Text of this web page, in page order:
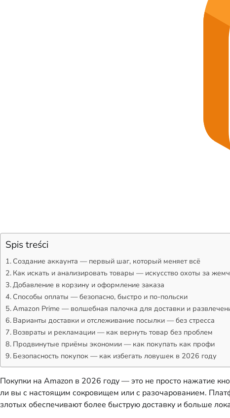
Spis treści
Создание аккаунта — первый шаг, который меняет всё
Как искать и анализировать товары — искусство охоты за
Добавление в корзину и оформление заказа
Способы оплаты — безопасно, быстро и по-польски
Amazon Prime — волшебная палочка для доставки и
Варианты доставки и отслеживание посылки — без стресса
Возвраты и рекламации — как вернуть товар без проблем
Продвинутые приёмы экономии — как покупать как профи
Безопасность покупок — как избегать ловушек в 2026 году
Покупки на Amazon в 2026 году — это не просто нажатие
ли вы с настоящим сокровищем или с разочарованием.
злотых обеспечивают более быструю доставку и больше